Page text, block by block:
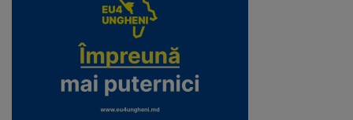
Municipal
Secretar
Consilieri